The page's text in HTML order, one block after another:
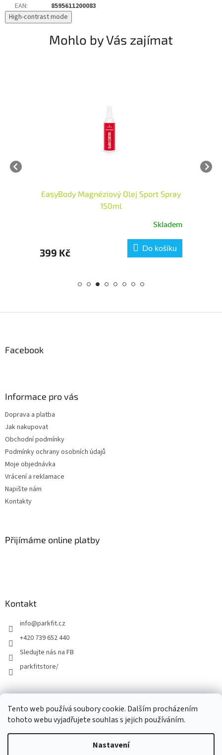
Tento web používá soubory cookie. Dalším procházením
tohoto webu vyjadřujete souhlas s jejich používáním.
Nastavení
EAN:
8595611200083
High-contrast mode
Mohlo by Vás zajímat
EasyBody Magnéziový Olej Sport Spray
150ml
Skladem
399 Kč Do košíku
Facebook
Informace pro vás
Doprava a platba
Jak nakupovat
Obchodní podmínky
Podmínky ochrany osobních údajů
Moje objednávka
Vrácení a reklamace
Napište nám
Kontakty
Přijímáme online platby
Kontakt
info@parkfit.cz
+420 739 652 440
Sledujte nás na FB
parkfitstore/
Vytvořil Shoptet